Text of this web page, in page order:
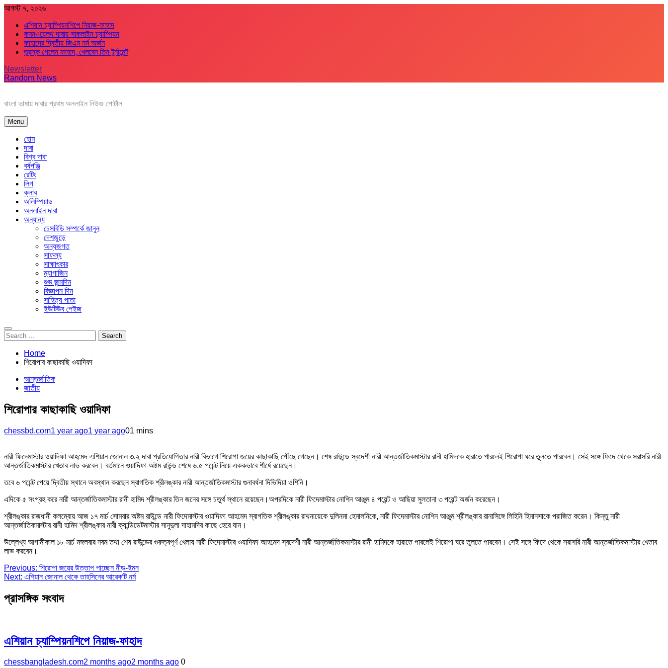
Skip
content
আগস্ট ৭, ২০২৬
এশিয়ান চ্যাম্পিয়নশিপে নিয়াজ-ফাহাদ
কমনওয়েলথ দাবায় সাকলাইন চ্যাম্পিয়ন
ফাহাদের দ্বিতীয় জিএম নর্ম অর্জন
তুরস্ক গেলেন ফাহাদ, খেলবেন তিন টুর্নামেন্ট
Newsletter
Random News
বাংলা ভাষায় দাবার প্রথম অনলাইন নিউজ পোর্টাল
Menu
হোম
দাবা
বিশ্ব দাবা
বর্ষপঞ্জি
রেটিং
লিগ
ক্লাব
অলিম্পিয়াড
অনলাইন দাবা
অন্যান্য
চেসবিডি সম্পর্কে জানুন
দেশজুড়ে
অন্যজগত
সাফল্য
সাক্ষাৎকার
ম্যাগাজিন
শুভ জন্মদিন
বিজ্ঞাপন দিন
সাহিত্য পাতা
ইউটিউব পেইজ
Search
for:
Home
শিরোপার কাছাকাছি ওয়াদিফা
আন্তর্জাতিক
জাতীয়
শিরোপার কাছাকাছি ওয়াদিফা
chessbd.com1 year ago1 year ago01 mins
নারী ফিদেমাস্টার ওয়াদিফা আহমেদ এশিয়ান জোনাল ৩.২ দাবা প্রতিযোগিতার নারী বিভাগে শিরোপা জয়ের কাছাকাছি পৌঁছে গেছেন। শেষ রাউন্ডে স্বদেশী নারী আন্তর্জাতিকমাস্টার রানী হামিদকে হারাতে পারলেই শিরোপা ঘরে তুলতে পারবেন। সেই সঙ্গে ফিদে থেকে সরাসরি নারী
আন্তর্জাতিকমাস্টার খেতাব লাভ করবেন। বর্তমানে ওয়াদিফা অষ্টম রাউন্ড শেষে ৬.৫ পয়েন্ট নিয়ে এককভাবে শীর্ষে রয়েছেন।
তবে ৬ পয়েন্ট পেয়ে দ্বিতীয় স্থানে অবস্থান করছেন স্বাগতিক শ্রীলঙ্কার নারী আন্তর্জাতিকমাস্টার গুনাবর্ধনা দিভিদিয়া ওশিনি।
এদিকে ৫ সংগ্রহ করে নারী আন্তর্জাতিকমাস্টার রানী হামিদ শ্রীলঙ্কার তিন জনের সঙ্গে চতুর্থ স্থানে রয়েছেন।অপরদিকে নারী ফিদেমাস্টার নোশিন আঞ্জুম ৪ পয়েন্ট ও আছিয়া সুলতানা ৩ পয়েন্ট অর্জন করেছেন।
শ্রীলঙ্কার রাজধানী কলম্বোয় আজ ১৭ মার্চ সোমবার অষ্টম রাউন্ডে নারী ফিদেমাস্টার ওয়াদিফা আহমেদ স্বাগতিক শ্রীলঙ্কার রাথনায়েকে দুলিনমা হেমালনিকে, নারী ফিদেমাস্টার নোশিন আঞ্জুম শ্রীলঙ্কার রানাসিঙ্গে লিহিনি হিমানসাকে পরাজিত করেন। কিন্তু নারী
আন্তর্জাতিকমাস্টার রানী হামিদ শ্রীলঙ্কার নারী ক্যান্ডিডেটমাস্টার সানুদুলা দাহামদির কাছে হেরে যান।
উল্লেখ্য আগামীকাল ১৮ মার্চ মঙ্গলবার নবম তথা শেষ রাউন্ডের গুরুত্বপূর্ণ খেলায় নারী ফিদেমাস্টার ওয়াদিফা আহমেদ স্বদেশী নারী আন্তর্জাতিকমাস্টার রানী হামিদকে হারাতে পারলেই শিরোপা ঘরে তুলতে পারবেন। সেই সঙ্গে ফিদে থেকে সরাসরি নারী আন্তর্জাতিকমাস্টার খেতাব
লাভ করবেন।
Post
navigation
Previous: শিরোপা জয়ের উত্তাপ পাচ্ছেন নীড়-ইমন
Next: এশিয়ান জোনাল থেকে তাহসিনের আরেকটি নর্ম
প্রাসঙ্গিক সংবাদ
এশিয়ান চ্যাম্পিয়নশিপে নিয়াজ-ফাহাদ
chessbangladesh.com2 months ago2 months ago 0